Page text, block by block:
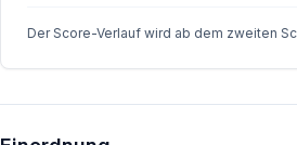
Der Score-Verlauf wird ab dem zweiten